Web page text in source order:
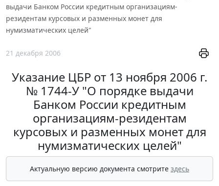
выдачи Банком России кредитным организациям-
резидентам курсовых и разменных монет для
нумизматических целей"
21 декабря 2006
Указание ЦБР от 13 ноября 2006 г.
№ 1744-У "О порядке выдачи
Банком России кредитным
организациям-резидентам
курсовых и разменных монет для
нумизматических целей"
Актуальную версию документа смотрите здесь